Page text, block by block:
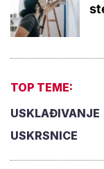
TOP TEME:
USKLAĐIVANJE
USKRSNICE